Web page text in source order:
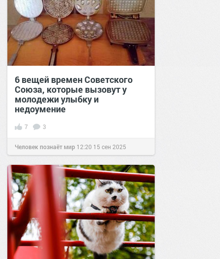
6 вещей времен Советского
Союза, которые вызовут у
молодежи улыбку и
недоумение
7 3
Человек познаёт мир 12:20 15 сен 2025